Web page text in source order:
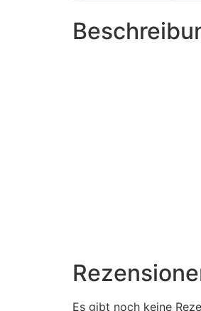
1 x
Es gibt noch keine